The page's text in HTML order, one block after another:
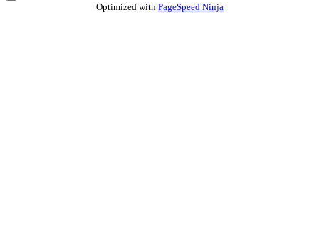
Optimized with PageSpeed Ninja